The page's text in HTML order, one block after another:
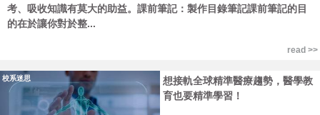
考、吸收知識有莫大的助益。課前筆記：製作目錄筆記課前筆記的目
的在於讓你對於整...
read >>
校系迷思
想接軌全球精準醫療趨勢，醫學教
育也要精準學習！